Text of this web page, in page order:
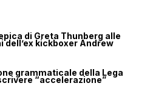
di Greta Thunberg alle
dell’ex kickboxer Andrew
grammaticale della Lega
“accelerazione”